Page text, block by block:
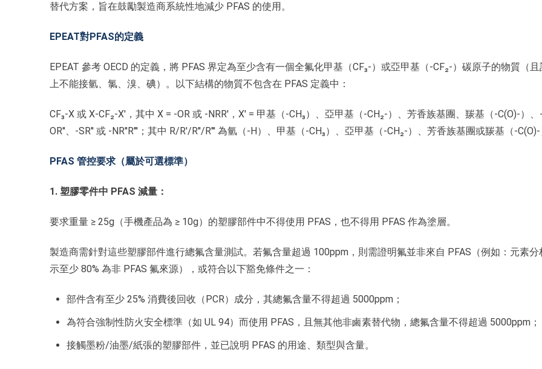
替代方案，旨在鼓勵製造商系統性地減少 PFAS 的使用。
EPEAT對PFAS的定義
EPEAT 參考 OECD 的定義，將 PFAS 界定為至少含有一個全氟化甲基（CF₃-）或亞甲基（-CF₂-）碳原子的物質（
上不能接氫、氯、溴、碘）。以下結構的物質不包含在 PFAS 定義中：
CF₃-X 或 X-CF₂-X'，其中 X = -OR 或 -NRR'，X' = 甲基（-CH₃）、亞甲基（-CH₂-）、芳香族基團、羰基（-C(O)-）、
OR''、-SR'' 或 -NR''R'''；其中 R/R'/R''/R''' 為氫（-H）、甲基（-CH₃）、亞甲基（-CH₂-）、芳香族基團或羰基（-
PFAS 管控要求（屬於可選標準）
1. 塑膠零件中 PFAS 減量：
要求重量 ≥ 25g（手機產品為 ≥ 10g）的塑膠部件中不得使用 PFAS，也不得用 PFAS 作為塗層。
製造商需針對這些塑膠部件進行總氟含量測試。若氟含量超過 100ppm，則需證明氟並非來自 PFAS（例如：元素分
示至少 80% 為非 PFAS 氟來源），或符合以下豁免條件之一：
部件含有至少 25% 消費後回收（PCR）成分，其總氟含量不得超過 5000ppm；
為符合強制性防火安全標準（如 UL 94）而使用 PFAS，且無其他非鹵素替代物，總氟含量不得超過 5000ppm；
接觸墨粉/油墨/紙張的塑膠部件，並已說明 PFAS 的用途、類型與含量。